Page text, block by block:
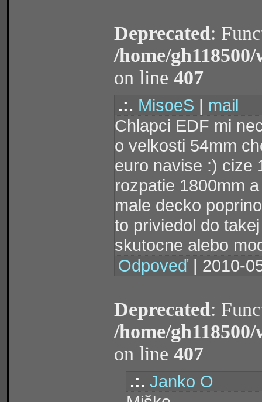
Deprecated:
/home/
on line 407
.:. MisoeS | mail
Chlapci EDF mi
o velkosti 54mm
euro navise :) cize
rozpatie 1800mm
male decko
to priviedol do
skutocne alebo
Odpoveď | 2010-
Deprecated:
/home/
on line 407
.:. Janko O